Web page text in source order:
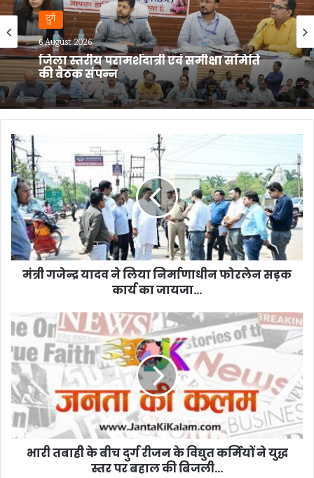
भिलाई
6 August 2026
सिंगल यूज प्लास्टिक के खिलाफ निगम की
कार्रवाई, 2600 रुपये जुर्माना वसूला…
मंत्री
गजेन्द्र
यादव
ने
लिया
निर्माणाधीन
फोरलेन
सड़क
कार्य
मंत्री गजेन्द्र यादव ने लिया निर्माणाधीन फोरलेन सड़क
कार्य का जायजा...
भारी
तबाही
के
बीच
दुर्ग
रीजन
के
विद्युत
कर्मियों
भारी तबाही के बीच दुर्ग रीजन के विद्युत कर्मियों ने युद्ध
स्तर पर बहाल की बिजली...